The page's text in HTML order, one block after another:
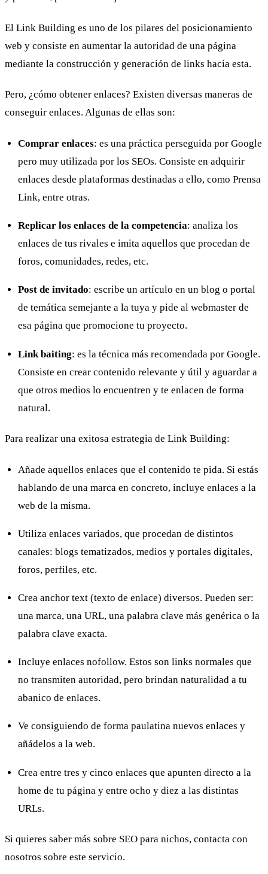
El Link Building es uno de los pilares del posicionamiento
web y consiste en aumentar la autoridad de una página
mediante la construcción y generación de links hacia esta.
Pero, ¿cómo obtener enlaces? Existen diversas maneras de
conseguir enlaces. Algunas de ellas son:
Comprar enlaces: es una práctica perseguida por Google
pero muy utilizada por los SEOs. Consiste en adquirir
enlaces desde plataformas destinadas a ello, como Prensa
Link, entre otras.
Replicar los enlaces de la competencia: analiza los
enlaces de tus rivales e imita aquellos que procedan de
foros, comunidades, redes, etc.
Post de invitado: escribe un artículo en un blog o portal
de temática semejante a la tuya y pide al webmaster de
esa página que promocione tu proyecto.
Link baiting: es la técnica más recomendada por Google.
Consiste en crear contenido relevante y útil y aguardar a
que otros medios lo encuentren y te enlacen de forma
natural.
Para realizar una exitosa estrategia de Link Building:
Añade aquellos enlaces que el contenido te pida. Si estás
hablando de una marca en concreto, incluye enlaces a la
web de la misma.
Utiliza enlaces variados, que procedan de distintos
canales: blogs tematizados, medios y portales digitales,
foros, perfiles, etc.
Crea anchor text (texto de enlace) diversos. Pueden ser:
una marca, una URL, una palabra clave más genérica o la
palabra clave exacta.
Incluye enlaces nofollow. Estos son links normales que
no transmiten autoridad, pero brindan naturalidad a tu
abanico de enlaces.
Ve consiguiendo de forma paulatina nuevos enlaces y
añádelos a la web.
Crea entre tres y cinco enlaces que apunten directo a la
home de tu página y entre ocho y diez a las distintas
URLs.
Si quieres saber más sobre SEO para nichos, contacta con
nosotros sobre este servicio.